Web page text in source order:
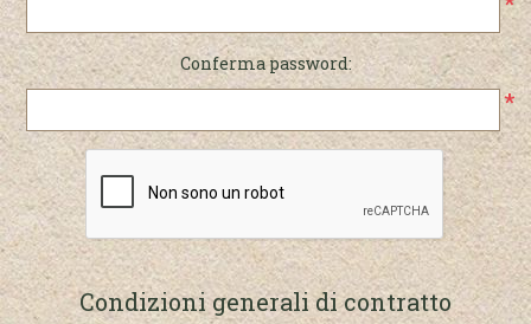
Conferma password:
*
Condizioni generali di contratto